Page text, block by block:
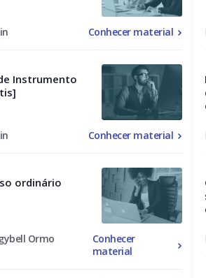
Conhecer material
Instrumento
Conhecer material
ordinário
Ormo
Conhecer
material